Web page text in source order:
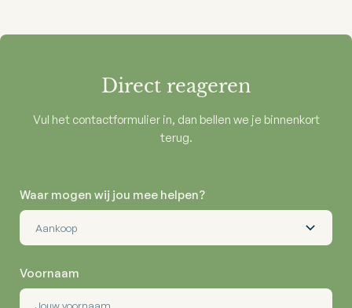
Direct reageren
Vul het contactformulier in, dan bellen we je binnenkort
terug.
Waar mogen wij jou mee helpen?
Voornaam